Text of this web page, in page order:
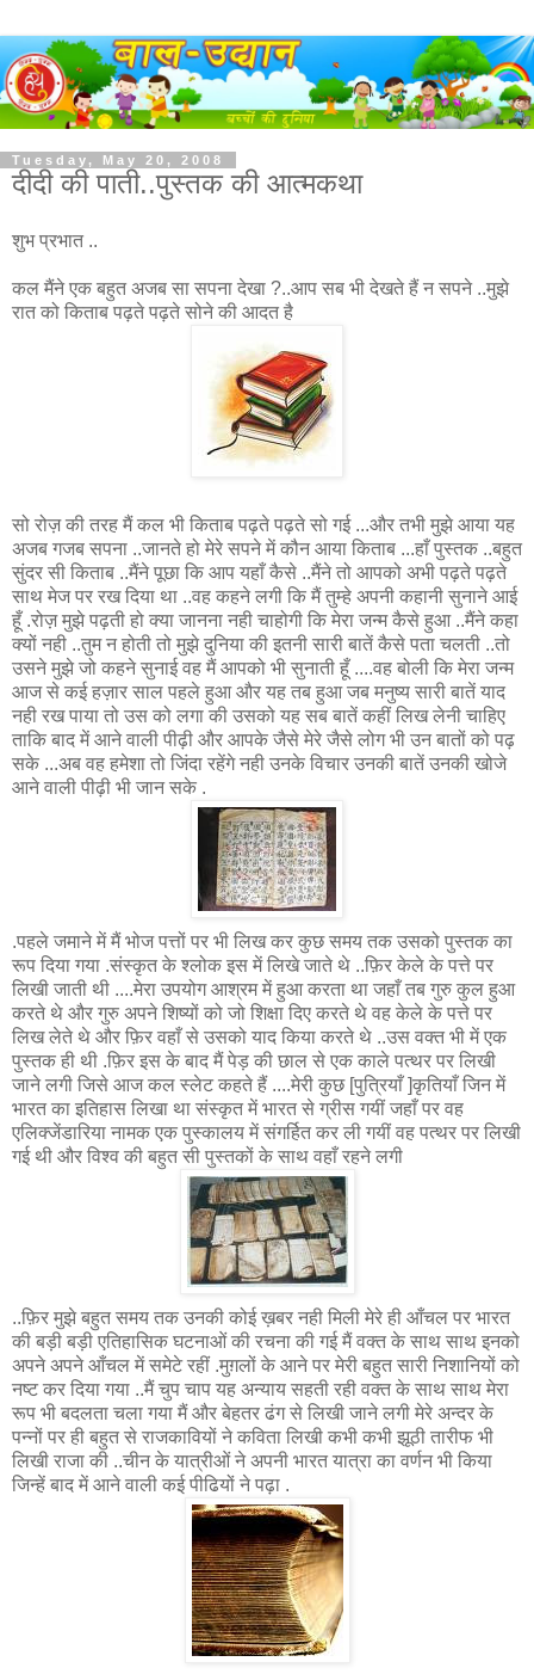
Tuesday, May 20, 2008
दीदी की पाती..पुस्तक की आत्मकथा
शुभ प्रभात ..
कल मैंने एक बहुत अजब सा सपना देखा ?..आप सब भी देखते हैं न सपने ..मुझे
रात को किताब पढ़ते पढ़ते सोने की आदत है
सो रोज़ की तरह मैं कल भी किताब पढ़ते पढ़ते सो गई ...और तभी मुझे आया यह
अजब गजब सपना ..जानते हो मेरे सपने में कौन आया किताब ...हाँ पुस्तक ..बहुत
सुंदर सी किताब ..मैंने पूछा कि आप यहाँ कैसे ..मैंने तो आपको अभी पढ़ते पढ़ते
साथ मेज पर रख दिया था ..वह कहने लगी कि मैं तुम्हे अपनी कहानी सुनाने आई
हूँ .रोज़ मुझे पढ़ती हो क्या जानना नही चाहोगी कि मेरा जन्म कैसे हुआ ..मैंने कहा
क्यों नही ..तुम न होती तो मुझे दुनिया की इतनी सारी बातें कैसे पता चलती ..तो
उसने मुझे जो कहने सुनाई वह मैं आपको भी सुनाती हूँ ....वह बोली कि मेरा जन्म
आज से कई हज़ार साल पहले हुआ और यह तब हुआ जब मनुष्य सारी बातें याद
नही रख पाया तो उस को लगा की उसको यह सब बातें कहीं लिख लेनी चाहिए
ताकि बाद में आने वाली पीढ़ी और आपके जैसे मेरे जैसे लोग भी उन बातों को पढ़
सके ...अब वह हमेशा तो जिंदा रहेंगे नही उनके विचार उनकी बातें उनकी खोजे
आने वाली पीढ़ी भी जान सके .
.पहले जमाने में मैं भोज पत्तों पर भी लिख कर कुछ समय तक उसको पुस्तक का
रूप दिया गया .संस्कृत के श्लोक इस में लिखे जाते थे ..फ़िर केले के पत्ते पर
लिखी जाती थी ....मेरा उपयोग आश्रम में हुआ करता था जहाँ तब गुरु कुल हुआ
करते थे और गुरु अपने शिष्यों को जो शिक्षा दिए करते थे वह केले के पत्ते पर
लिख लेते थे और फ़िर वहाँ से उसको याद किया करते थे ..उस वक्त भी में एक
पुस्तक ही थी .फ़िर इस के बाद मैं पेड़ की छाल से एक काले पत्थर पर लिखी
जाने लगी जिसे आज कल स्लेट कहते हैं ....मेरी कुछ [पुत्रियाँ ]कृतियाँ जिन में
भारत का इतिहास लिखा था संस्कृत में भारत से ग्रीस गयीं जहाँ पर वह
एलिक्जेंडारिया नामक एक पुस्कालय में संगर्हित कर ली गयीं वह पत्थर पर लिखी
गई थी और विश्व की बहुत सी पुस्तकों के साथ वहाँ रहने लगी
..फ़िर मुझे बहुत समय तक उनकी कोई ख़बर नही मिली मेरे ही आँचल पर भारत
की बड़ी बड़ी एतिहासिक घटनाओं की रचना की गई मैं वक्त के साथ साथ इनको
अपने अपने आँचल में समेटे रहीं .मुग़लों के आने पर मेरी बहुत सारी निशानियों को
नष्ट कर दिया गया ..मैं चुप चाप यह अन्याय सहती रही वक्त के साथ साथ मेरा
रूप भी बदलता चला गया मैं और बेहतर ढंग से लिखी जाने लगी मेरे अन्दर के
पन्नों पर ही बहुत से राजकावियों ने कविता लिखी कभी कभी झूठी तारीफ भी
लिखी राजा की ..चीन के यात्रीओं ने अपनी भारत यात्रा का वर्णन भी किया
जिन्हें बाद में आने वाली कई पीढियों ने पढ़ा .